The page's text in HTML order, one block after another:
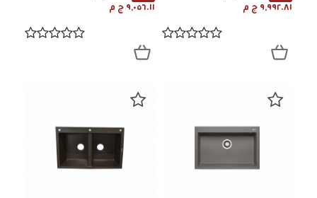
٩,٩٩٢.٨١ ج م ٩,٠٥٦.١١ ج م